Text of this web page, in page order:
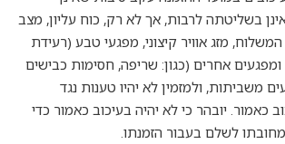
בשליטתה לרבות, אך לא רק, כוח עליון, מצב
המשלוח, מזג אוויר קיצוני, מפגעי טבע (רעידת
ומפגעים אחרים (כגון: שריפה, חסימות כבישים
משביתות, ולמזמין לא יהיו טענות נגד
כאמור. יובהר כי לא יהיה בעיכוב כאמור כדי
לשלם בעבור הזמנתו.